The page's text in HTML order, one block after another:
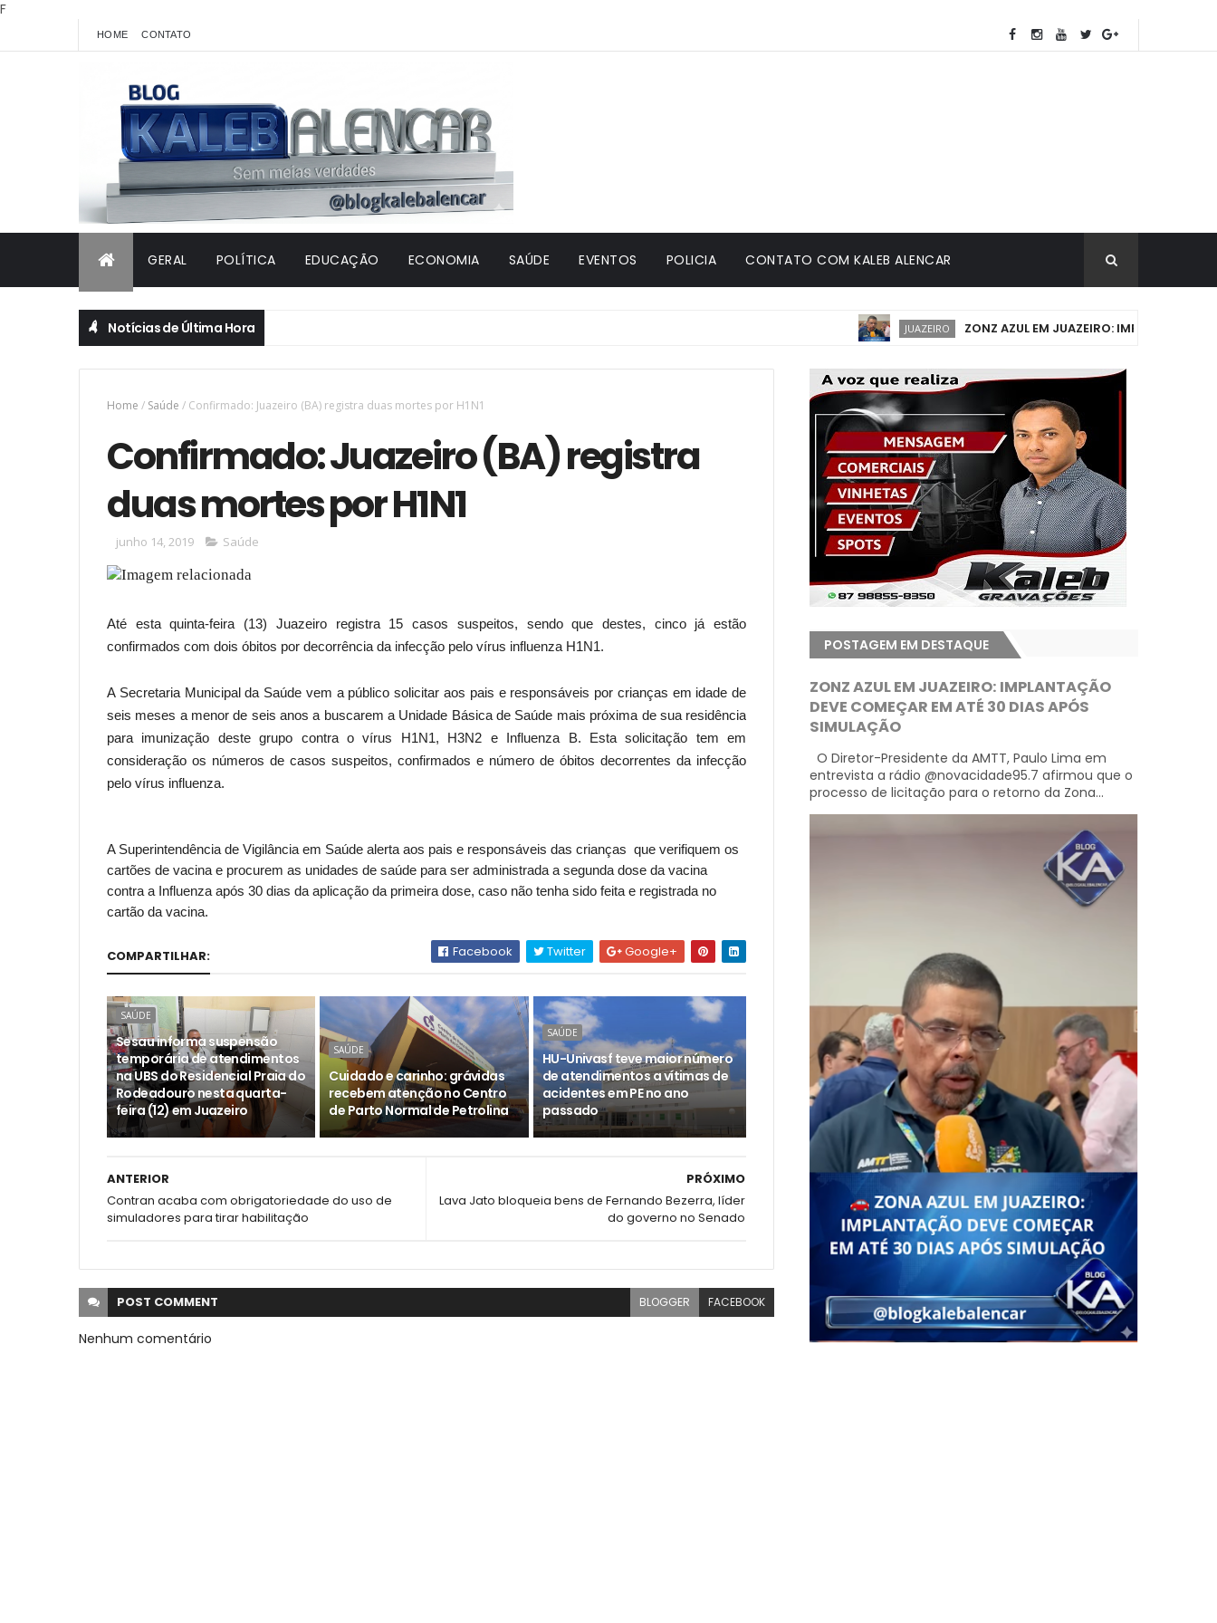
F
HOME CONTATO
GERAL POLÍTICA EDUCAÇÃO ECONOMIA SAÚDE EVENTOS POLICIA CONTATO COM KALEB ALENCAR
Notícias de Última Hora JUAZEIRO ZONZ AZUL EM JUAZEIRO: IMPLANTAÇÃO
Home / Saúde / Confirmado: Juazeiro (BA) registra duas mortes por H1N1
Confirmado: Juazeiro (BA) registra
duas mortes por H1N1
junho 14, 2019 Saúde
Até esta quinta-feira (13) Juazeiro registra 15 casos suspeitos, sendo que destes, cinco já estão
confirmados com dois óbitos por decorrência da infecção pelo vírus influenza H1N1.
A Secretaria Municipal da Saúde vem a público solicitar aos pais e responsáveis por crianças em idade de
seis meses a menor de seis anos a buscarem a Unidade Básica de Saúde mais próxima de sua residência
para imunização deste grupo contra o vírus H1N1, H3N2 e Influenza B. Esta solicitação tem em
consideração os números de casos suspeitos, confirmados e número de óbitos decorrentes da infecção
pelo vírus influenza.
A Superintendência de Vigilância em Saúde alerta aos pais e responsáveis das crianças que verifiquem os
cartões de vacina e procurem as unidades de saúde para ser administrada a segunda dose da vacina
contra a Influenza após 30 dias da aplicação da primeira dose, caso não tenha sido feita e registrada no
cartão da vacina.
COMPARTILHAR: Facebook Twitter Google+
SAÚDE
Sesau informa suspensão
temporária de atendimentos
na UBS do Residencial Praia do
Rodeadouro nesta quarta-
feira (12) em Juazeiro
SAÚDE
Cuidado e carinho: grávidas
recebem atenção no Centro
de Parto Normal de Petrolina
SAÚDE
HU-Univasf teve maior número
de atendimentos a vítimas de
acidentes em PE no ano
passado
PRÓXIMO
Lava Jato bloqueia bens de Fernando Bezerra, líder
do governo no Senado
ANTERIOR
Contran acaba com obrigatoriedade do uso de
simuladores para tirar habilitação
POST COMMENT BLOGGER FACEBOOK
Nenhum comentário
POSTAGEM EM DESTAQUE
ZONZ AZUL EM JUAZEIRO: IMPLANTAÇÃO
DEVE COMEÇAR EM ATÉ 30 DIAS APÓS
SIMULAÇÃO
O Diretor-Presidente da AMTT, Paulo Lima em
entrevista a rádio @novacidade95.7 afirmou que o
processo de licitação para o retorno da Zona...